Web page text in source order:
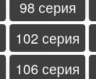
98 серия
102 серия
106 серия